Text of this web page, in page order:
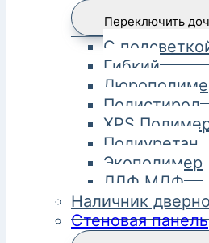
Переключить
С
Гибкий
Полистирол
XPS
Полиуретан
Экополимер
ЛДФ МДФ
Наличник
Стеновая панель